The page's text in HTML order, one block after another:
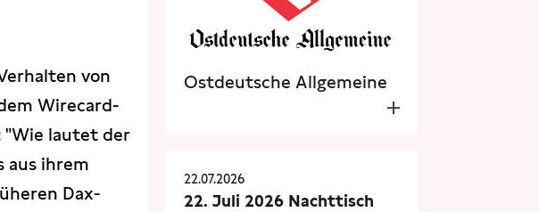
von
Wirecard-
"Wie lautet der
aus ihrem
Dax-
Ostdeutsche Allgemeine
22.07.2026
22. Juli 2026 Nachttisch